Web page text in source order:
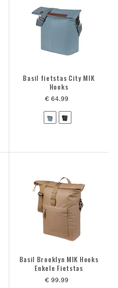
Basil fietstas City MIK
Hooks
€ 64.99
Basil Brooklyn MIK Hooks
Enkele Fietstas
€ 99.99